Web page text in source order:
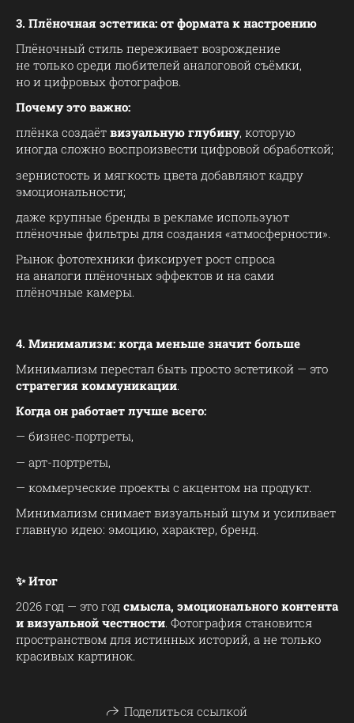
3. Плёночная эстетика: от формата к настроению
Плёночный стиль переживает возрождение
не только среди любителей аналоговой съёмки,
но и цифровых фотографов.
Почему это важно:
плёнка создаёт визуальную глубину, которую
иногда сложно воспроизвести цифровой обработкой;
зернистость и мягкость цвета добавляют кадру
эмоциональности;
даже крупные бренды в рекламе используют
плёночные фильтры для создания «атмосферности».
Рынок фототехники фиксирует рост спроса
на аналоги плёночных эффектов и на сами
плёночные камеры.
4. Минимализм: когда меньше значит больше
Минимализм перестал быть просто эстетикой — это
стратегия коммуникации.
Когда он работает лучше всего:
— бизнес-портреты,
— арт-портреты,
— коммерческие проекты с акцентом на продукт.
Минимализм снимает визуальный шум и усиливает
главную идею: эмоцию, характер, бренд.
✨ Итог
2026 год — это год смысла, эмоционального контента
и визуальной честности. Фотография становится
пространством для истинных историй, а не только
красивых картинок.
Поделиться ссылкой